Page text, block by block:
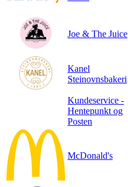
Joe & The Juice
Kanel
Steinovnsbakeri
Kundeservice -
Hentepunkt og
Posten
McDonald's